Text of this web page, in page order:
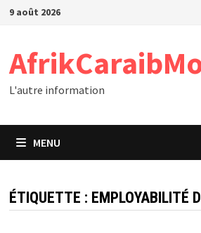
Passer
9 août 2026
L'autre information
MENU
ÉTIQUETTE : EMPLOYABILITÉ